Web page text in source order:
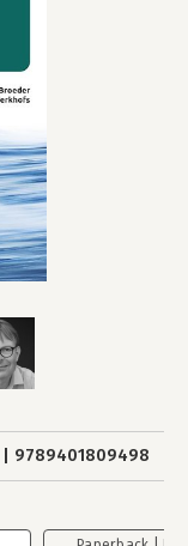
9789401809498